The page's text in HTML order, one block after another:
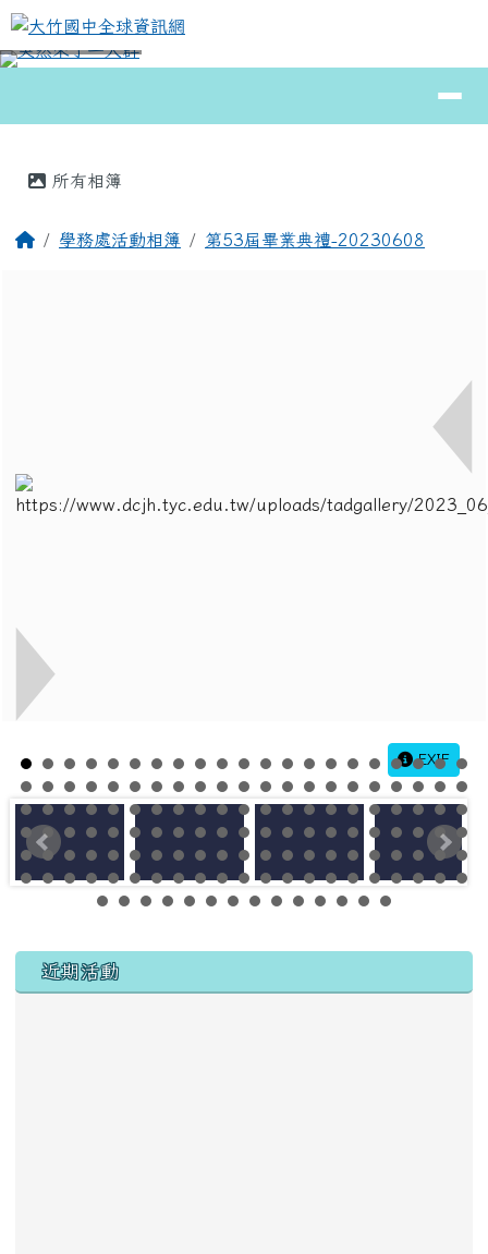
跳至主內容區
大竹國中全球資訊網
⏸
所有相簿
回首頁學務處活動相簿 第53屆畢業典禮-20230608
EXIF
左邊區域內容
近期活動